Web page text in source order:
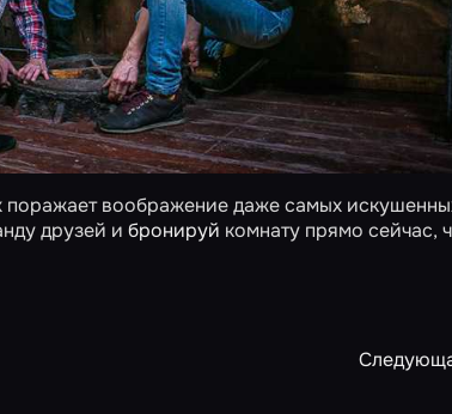
поражает воображение даже самых
друзей и бронируй комнату прямо сейчас,